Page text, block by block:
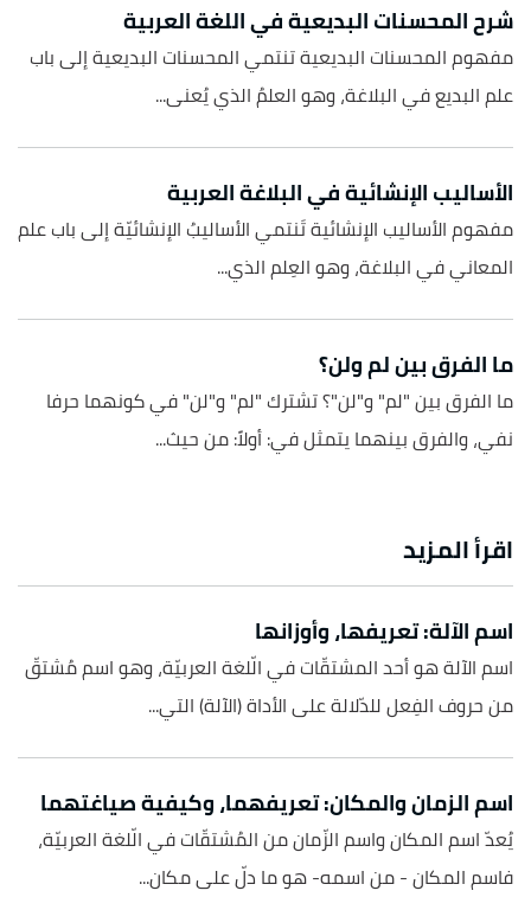
شرح المحسنات البديعية في اللغة العربية
مفهوم المحسنات البديعية تنتمي المحسنات البديعية إلى باب
علم البديع في البلاغة، وهو العلمُ الذي يُعنى...
الأساليب الإنشائية في البلاغة العربية
مفهوم الأساليب الإنشائية تَنتمي الأساليبُ الإنشائيّة إلى باب علم
المعاني في البلاغة، وهو العِلم الذي...
ما الفرق بين لم ولن؟
ما الفرق بين "لم" و"لن"؟ تشترك "لم" و"لن" في كونهما حرفا
نفي، والفرق بينهما يتمثل في: أولاً: من حيث...
اقرأ المزيد
اسم الآلة: تعريفها، وأوزانها
اسم الآلة هو أحد المشتقّات في الّلغة العربيّة، وهو اسم مُشتقّ
من حروف الفِعل للدّلالة على الأداة (الآلة) التي...
اسم الزمان والمكان: تعريفهما، وكيفية صياغتهما
يُعدّ اسم المكان واسم الزّمان من المُشتقّات في الّلغة العربيّة،
فاسم المكان - من اسمه- هو ما دلّ على مكان...